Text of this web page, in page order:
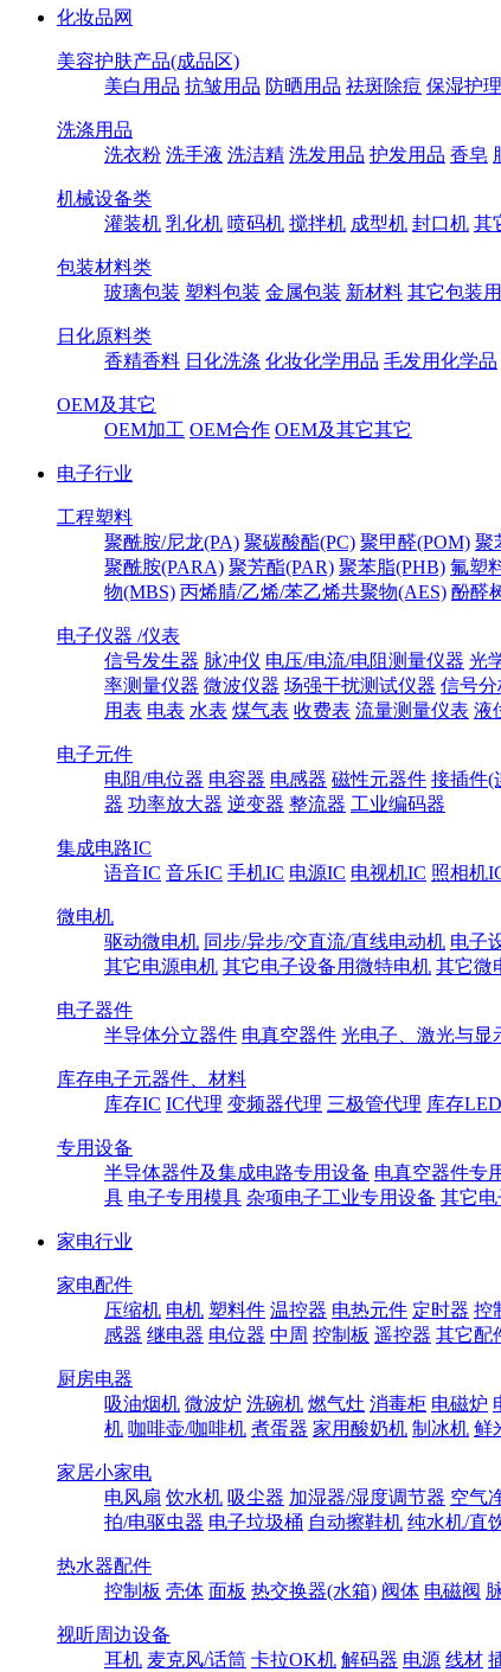
化妆品网
美容护肤产品(成品区)
美白用品 抗皱用品 防晒用品 祛斑除痘 保湿护理
洗涤用品
洗衣粉 洗手液 洗洁精 洗发用品 护发用品 香皂
机械设备类
灌装机 乳化机 喷码机 搅拌机 成型机 封口机 其
包装材料类
玻璃包装 塑料包装 金属包装 新材料 其它包装
日化原料类
香精香料 日化洗涤 化妆化学用品 毛发用化学品
OEM及其它
OEM加工 OEM合作 OEM及其它其它
电子行业
工程塑料
聚酰胺/尼龙(PA) 聚碳酸酯(PC) 聚甲醛(POM) 聚
聚酰胺(PARA) 聚芳酯(PAR) 聚苯脂(PHB) 氟塑
物(MBS) 丙烯腈/乙烯/苯乙烯共聚物(AES) 酚醛
电子仪器 /仪表
信号发生器 脉冲仪 电压/电流/电阻测量仪器 光
率测量仪器 微波仪器 场强干扰测试仪器 信号
用表 电表 水表 煤气表 收费表 流量测量仪表 液
电子元件
电阻/电位器 电容器 电感器 磁性元器件 接插件(
器 功率放大器 逆变器 整流器 工业编码器
集成电路IC
语音IC 音乐IC 手机IC 电源IC 电视机IC 照相机
微电机
驱动微电机 同步/异步/交直流/直线电动机 电子
其它电源电机 其它电子设备用微特电机 其它微
电子器件
半导体分立器件 电真空器件 光电子、激光与显
库存电子元器件、材料
库存IC IC代理 变频器代理 三极管代理 库存LED
专用设备
半导体器件及集成电路专用设备 电真空器件专
具 电子专用模具 杂项电子工业专用设备 其它
家电行业
家电配件
压缩机 电机 塑料件 温控器 电热元件 定时器 控
感器 继电器 电位器 中周 控制板 遥控器 其它配
厨房电器
吸油烟机 微波炉 洗碗机 燃气灶 消毒柜 电磁炉
机 咖啡壶/咖啡机 煮蛋器 家用酸奶机 制冰机 鲜
家居小家电
电风扇 饮水机 吸尘器 加湿器/湿度调节器 空气
拍/电驱虫器 电子垃圾桶 自动擦鞋机 纯水机/直
热水器配件
控制板 壳体 面板 热交换器(水箱) 阀体 电磁阀
视听周边设备
耳机 麦克风/话筒 卡拉OK机 解码器 电源 线材